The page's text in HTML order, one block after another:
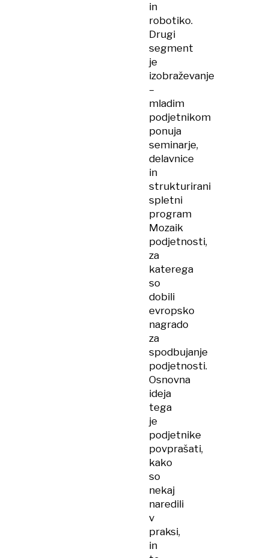
in
robotiko.
Drugi
segment
je
izobraževanje
–
mladim
podjetnikom
ponuja
seminarje,
delavnice
in
strukturirani
spletni
program
Mozaik
podjetnosti,
za
katerega
so
dobili
evropsko
nagrado
za
spodbujanje
podjetnosti.
Osnovna
ideja
tega
je
podjetnike
povprašati,
kako
so
nekaj
naredili
v
praksi,
in